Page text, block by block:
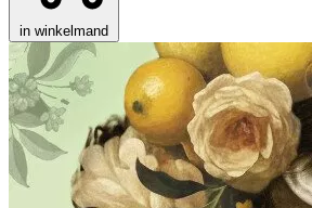
in winkelmand